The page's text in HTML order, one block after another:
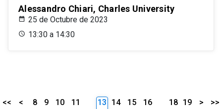
Alessandro Chiari, Charles University
25 de Octubre de 2023
13:30 a 14:30
<< < 8 9 10
11
13 14 15
16
18 19 > >>